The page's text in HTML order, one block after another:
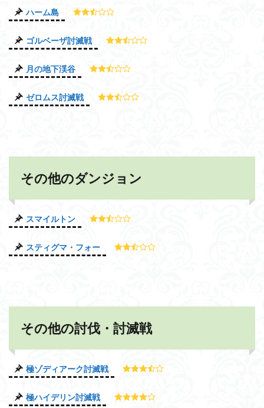
ハーム島
ゴルベーザ討滅戦
月の地下渓谷
ゼロムス討滅戦
その他のダンジョン
スマイルトン
スティグマ・フォー
その他の討伐・討滅戦
極ゾディアーク討滅戦
極ハイデリン討滅戦